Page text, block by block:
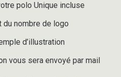
polo Unique incluse
du nombre de logo
d’illustration
vous sera envoyé par mail